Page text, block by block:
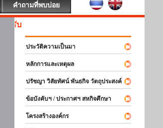
คำถามที่พบบ่อย
ประวัติความเป็นมา
หลักการและเหตุผล
ปรัชญา วิสัยทัศน์ พันธกิจ วัตถุประสงค์
ข้อบังคับฯ / ประกาศฯ สหกิจศึกษา
โครงสร้างองค์กร